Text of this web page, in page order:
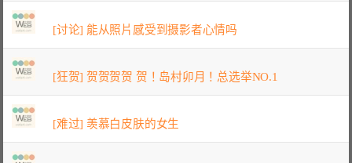
[讨论] 能从照片感受到摄影者心情吗
[狂贺] 贺贺贺贺 贺！岛村卯月！总选举NO.1
[难过] 羡慕白皮肤的女生